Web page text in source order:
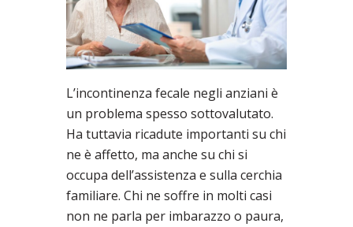
L’incontinenza fecale negli anziani è
un problema spesso sottovalutato.
Ha tuttavia ricadute importanti su chi
ne è affetto, ma anche su chi si
occupa dell’assistenza e sulla cerchia
familiare. Chi ne soffre in molti casi
non ne parla per imbarazzo o paura,